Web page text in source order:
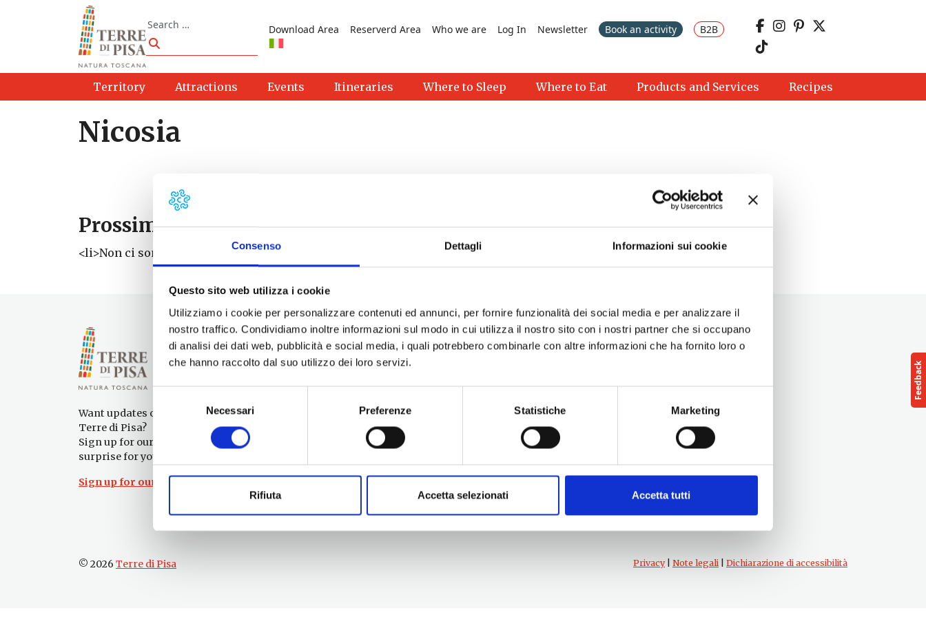
Consenso Dettagli Informazioni sui cookie
Questo sito web utilizza i cookie
Utilizziamo i cookie per personalizzare contenuti ed annunci, per fornire funzionalità dei social media e per analizzare il
nostro traffico. Condividiamo inoltre informazioni sul modo in cui utilizza il nostro sito con i nostri partner che si occupano
di analisi dei dati web, pubblicità e social media, i quali potrebbero combinarle con altre informazioni che ha fornito loro o
che hanno raccolto dal suo utilizzo dei loro servizi.
del
Necessari Preferenze Statistiche Marketing
Rifiuta Accetta selezionati Accetta tutti
Search
Search
Download Area Reserverd Area Who we are Log In Newsletter Book an activity B2B
Territory Attractions Events Itineraries Where to Sleep Where to Eat Products and Services Recipes
Nicosia
Prossimi eventi
<li>Non ci sono eventi con questo tag</li>
Want updates on what to do and see in the
Terre di Pisa?
Sign up for our newsletter! An immediate
surprise for you!
Sign up for our Newsletter!
Information
Promotion and Development Service
Internationalisation, Tourism and
turismo@tno.camcom.it
Experiences
Territory
Events
Who we are
Press & media
Follow us
© 2026 Terre di Pisa Privacy| Note legali Dichiarazione di accessibilità